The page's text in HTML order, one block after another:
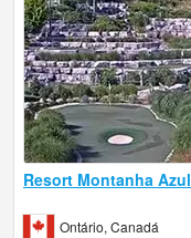
Resort Montanha Azul
Ontário, Canadá